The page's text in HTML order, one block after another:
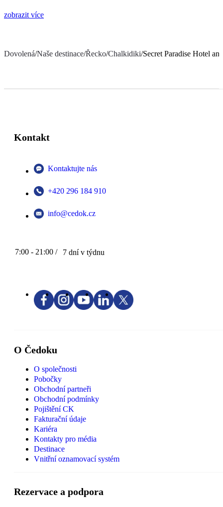
zobrazit více
Dovolená/Naše destinace/Řecko/Chalkidiki/Secret Paradise Hotel
Kontakt
Kontaktujte nás
+420 296 184 910
info@cedok.cz
7:00 - 21:00 / 7 dní v týdnu
O Čedoku
O společnosti
Pobočky
Obchodní partneři
Obchodní podmínky
Pojištění CK
Fakturační údaje
Kariéra
Kontakty pro média
Destinace
Vnitřní oznamovací systém
Rezervace a podpora